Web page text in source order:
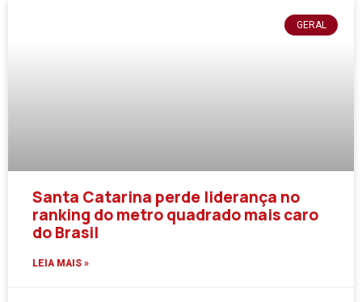
GERAL
Santa Catarina perde liderança no
ranking do metro quadrado mais caro
do Brasil
LEIA MAIS »